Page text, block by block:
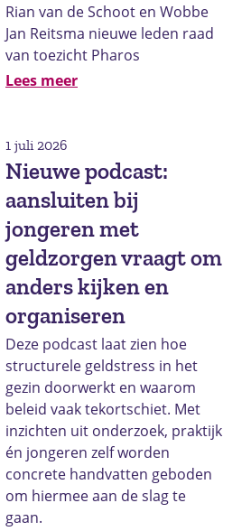
Rian van de Schoot en Wobbe
Jan Reitsma nieuwe leden raad
van toezicht Pharos
Lees meer
1 juli 2026
Nieuwe podcast:
aansluiten bij
jongeren met
geldzorgen vraagt om
anders kijken en
organiseren
Deze podcast laat zien hoe
structurele geldstress in het
gezin doorwerkt en waarom
beleid vaak tekortschiet. Met
inzichten uit onderzoek, praktijk
én jongeren zelf worden
concrete handvatten geboden
om hiermee aan de slag te
gaan.